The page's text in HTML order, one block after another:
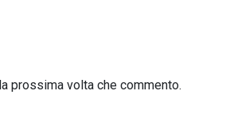
prossima volta che commento.